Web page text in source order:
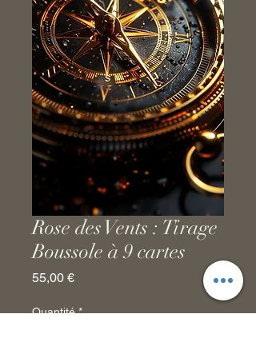
Rose des Vents : Tirage
Boussole à 9 cartes
55,00 €Prix
Quantité *